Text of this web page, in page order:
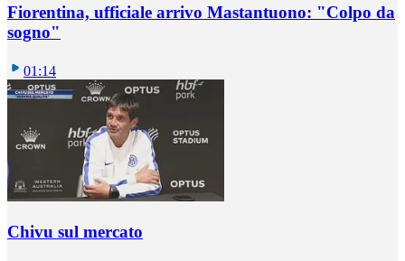
Fiorentina, ufficiale arrivo Mastantuono: "Colpo da
sogno"
01:14
Chivu sul mercato